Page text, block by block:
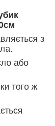
з
або
того ж